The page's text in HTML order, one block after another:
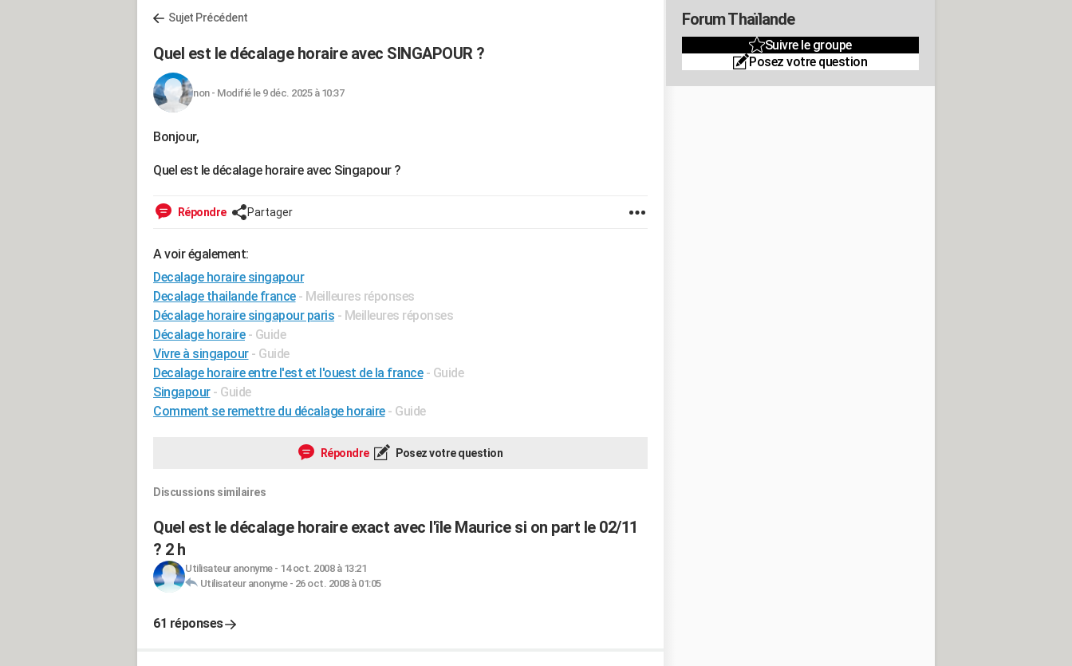
Sujet Précédent
Quel est le décalage horaire avec SINGAPOUR ?
non- Modifié le 9 déc. 2025 à 10:37
Bonjour,
Quel est le décalage horaire avec Singapour ?
Répondre Partager
A voir également:
Decalage horaire singapour
Decalage thailande france - Meilleures réponses
Décalage horaire singapour paris - Meilleures réponses
Décalage horaire - Guide
Vivre à singapour - Guide
Decalage horaire entre l'est et l'ouest de la france - Guide
Singapour - Guide
Comment se remettre du décalage horaire - Guide
Répondre Posez votre question
Discussions similaires
Quel est le décalage horaire exact avec l'île Maurice si on part le 02/11
? 2 h
Utilisateur anonyme- 14 oct. 2008 à 13:21
Utilisateur anonyme- 26 oct. 2008 à 01:05
61 réponses
Forum Thaïlande
Suivre le groupe
Posez votre question